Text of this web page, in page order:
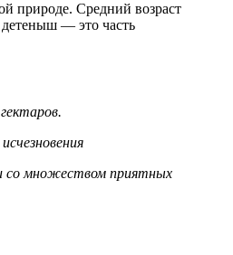
природе. Средний возраст
детеныш — это часть
со множеством приятных